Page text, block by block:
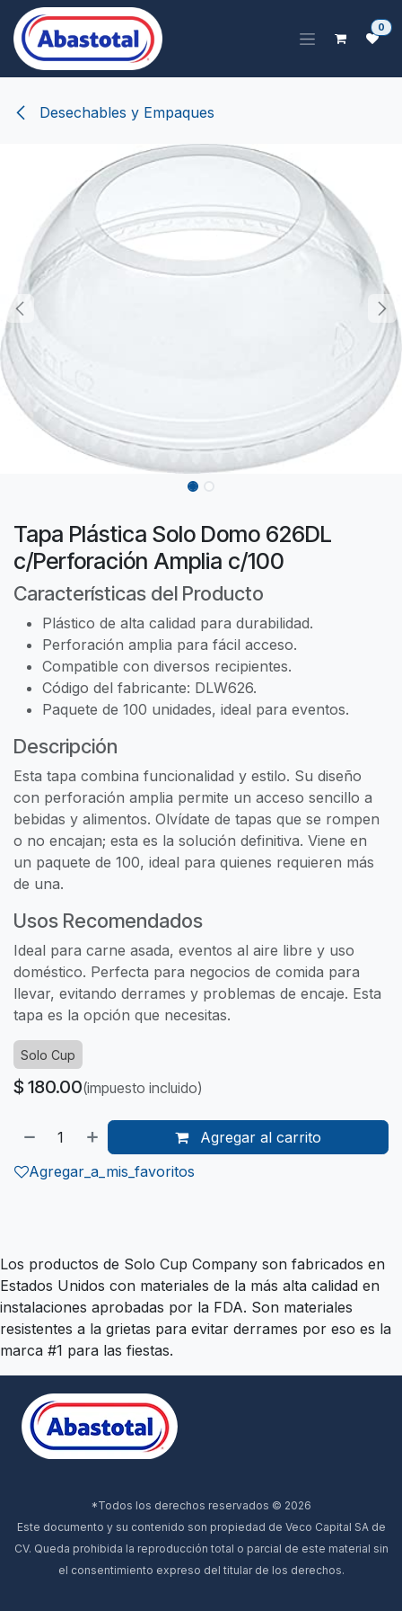
Ir al contenido
0
Desechables y Empaques
Tapa Plástica Solo Domo 626DL
c/Perforación Amplia c/100
Características del Producto
Plástico de alta calidad para durabilidad.
Perforación amplia para fácil acceso.
Compatible con diversos recipientes.
Código del fabricante: DLW626.
Paquete de 100 unidades, ideal para eventos.
Descripción
Esta tapa combina funcionalidad y estilo. Su diseño
con perforación amplia permite un acceso sencillo a
bebidas y alimentos. Olvídate de tapas que se rompen
o no encajan; esta es la solución definitiva. Viene en
un paquete de 100, ideal para quienes requieren más
de una.
Usos Recomendados
Ideal para carne asada, eventos al aire libre y uso
doméstico. Perfecta para negocios de comida para
llevar, evitando derrames y problemas de encaje. Esta
tapa es la opción que necesitas.
Solo Cup
$ 180.00(impuesto incluido)
Agregar al carrito
Agregar_a_mis_favoritos
Los productos de Solo Cup Company son fabricados en
Estados Unidos con materiales de la más alta calidad en
instalaciones aprobadas por la FDA. Son materiales
resistentes a la grietas para evitar derrames por eso es la
marca #1 para las fiestas.
*Todos los derechos reservados © 2026
Este documento y su contenido son propiedad de Veco Capital SA de
CV. Queda prohibida la reproducción total o parcial de este material sin
el consentimiento expreso del titular de los derechos.